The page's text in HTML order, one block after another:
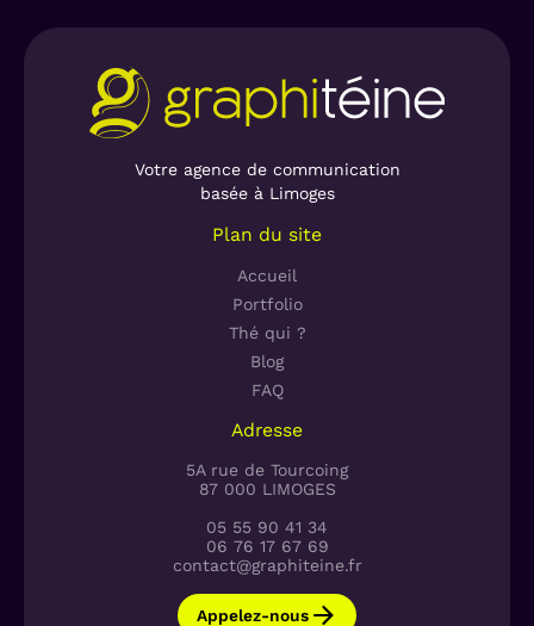
Votre agence de communication
basée à Limoges
Plan du site
Accueil
Portfolio
Thé qui ?
Blog
FAQ
Adresse
5A rue de Tourcoing
87 000 LIMOGES
05 55 90 41 34
06 76 17 67 69
contact@graphiteine.fr
Appelez-nous